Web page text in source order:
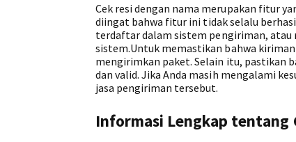
Cek resi dengan nama merupakan fitur
diingat bahwa fitur ini tidak selalu
terdaftar dalam sistem pengiriman, atau
sistem.Untuk memastikan bahwa
mengirimkan paket. Selain itu, pastikan
dan valid. Jika Anda masih mengalami
jasa pengiriman tersebut.
Informasi Lengkap tentang